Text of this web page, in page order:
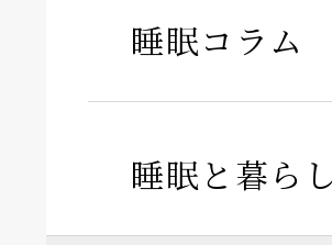
睡眠コラム
睡眠と暮ら